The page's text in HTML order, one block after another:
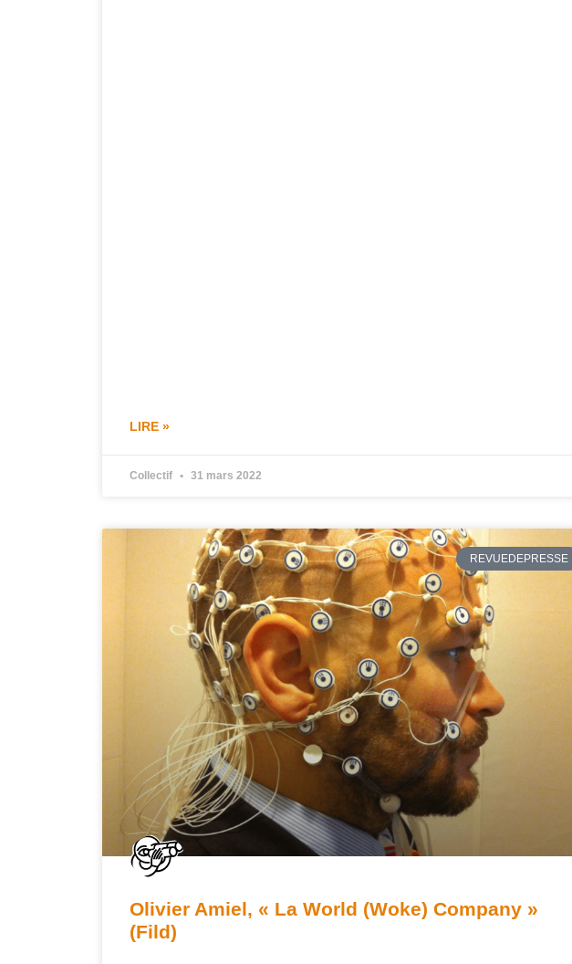
LIRE »
Collectif 31 mars 2022
REVUEDEPRESSE
Olivier Amiel, « La World (Woke) Company »
(Fild)